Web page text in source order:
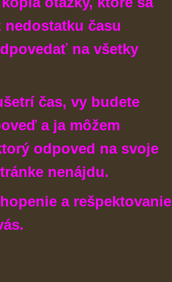
času
na všetky
čas, vy budete
a ja môžem
odpoved na svoje
nenájdu.
a rešpektovanie